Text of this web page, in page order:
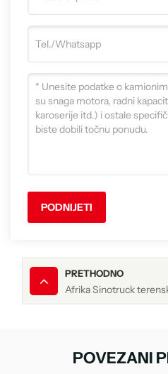
PODNIJETI
PRETHODNO
Afrika Sinotruck
POVEZANI